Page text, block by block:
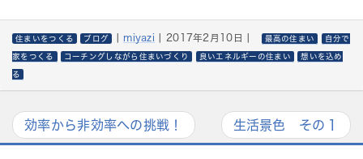
住まいをつくる ブログ |miyazi 2017年2月10日 最高の住まい 自分で
家をつくる コーチングしながら住まいづくり 良いエネルギーの住まい 想いを込め
る
生活景色 その１
効率から非効率への挑戦！